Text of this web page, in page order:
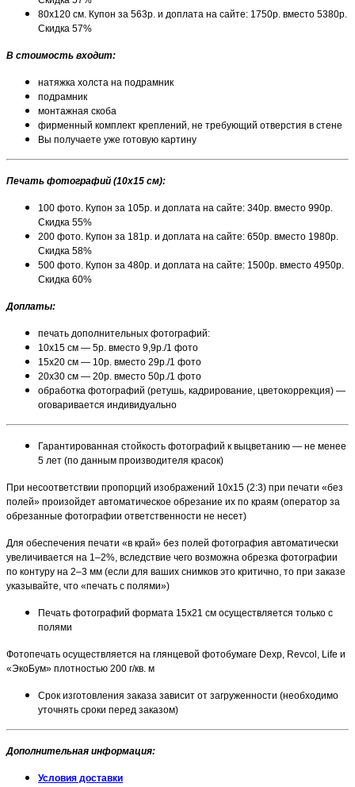
80х120 см. Купон за 563р. и доплата на сайте: 1750р. вместо 5380р.
Скидка 57%
В стоимость входит:
натяжка холста на подрамник
подрамник
монтажная скоба
фирменный комплект креплений, не требующий отверстия в стене
Вы получаете уже готовую картину
Печать фотографий (10х15 см):
100 фото. Купон за 105р. и доплата на сайте: 340р. вместо 990р.
Скидка 55%
200 фото. Купон за 181р. и доплата на сайте: 650р. вместо 1980р.
Скидка 58%
500 фото. Купон за 480р. и доплата на сайте: 1500р. вместо 4950р.
Скидка 60%
Доплаты:
печать дополнительных фотографий:
10х15 см — 5р. вместо 9,9р./1 фото
15х20 см — 10р. вместо 29р./1 фото
20х30 см — 20р. вместо 50р./1 фото
обработка фотографий (ретушь, кадрирование, цветокоррекция) —
оговаривается индивидуально
Гарантированная стойкость фотографий к выцветанию — не менее
5 лет (по данным производителя красок)
При несоответствии пропорций изображений 10х15 (2:3) при печати «без
полей» произойдет автоматическое обрезание их по краям (оператор за
обрезанные фотографии ответственности не несет)
Для обеспечения печати «в край» без полей фотография автоматически
увеличивается на 1–2%, вследствие чего возможна обрезка фотографии
по контуру на 2–3 мм (если для ваших снимков это критично, то при заказе
указывайте, что «печать с полями»)
Печать фотографий формата 15х21 см осуществляется только с
полями
Фотопечать осуществляется на глянцевой фотобумаге Dexp, Revcol, Life и
«ЭкоБум» плотностью 200 г/кв. м
Срок изготовления заказа зависит от загруженности (необходимо
уточнять сроки перед заказом)
Дополнительная информация:
Условия доставки